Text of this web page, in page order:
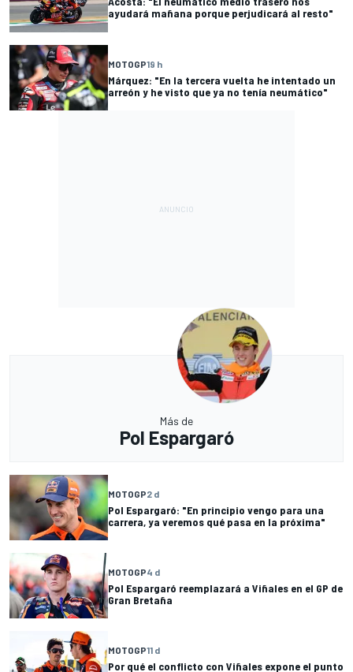
ayudará mañana porque perjudicará al resto"
MOTOGP19 h
Márquez: "En la tercera vuelta he intentado un
arreón y he visto que ya no tenía neumático"
Más de
Pol Espargaró
MOTOGP2 d
Pol Espargaró: "En principio vengo para una
carrera, ya veremos qué pasa en la próxima"
MOTOGP4 d
Pol Espargaró reemplazará a Viñales en el GP de
Gran Bretaña
MOTOGP11 d
Por qué el conflicto con Viñales expone el punto